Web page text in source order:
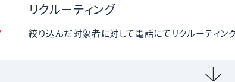
リクルーティング
絞り込んだ対象者に対して電話にてリクルーティン